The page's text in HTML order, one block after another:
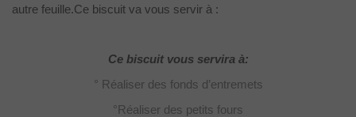
autre feuille.Ce biscuit va vous servir à :
Ce biscuit vous servira à:
° Réaliser des fonds d’entremets
°Réaliser des petits fours